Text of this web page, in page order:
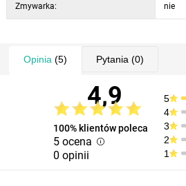
Zmywarka: nie
Opinia (5) Pytania (0)
4,9
100% klientów poleca
5 ocena
0 opinii
5
4
3
2
1